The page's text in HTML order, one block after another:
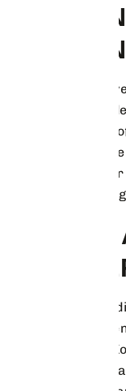
Bußgelder
verhängt. In
ständig,
gemäßigt.
sei auf
Manchmal
dieser
Regeln. Einige
für